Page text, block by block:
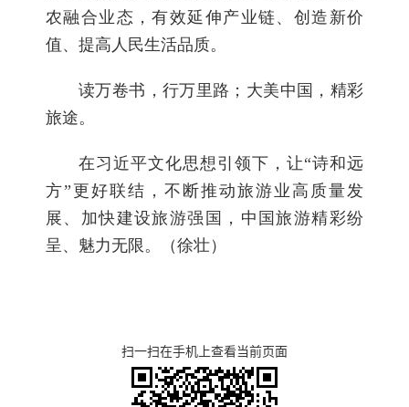
农融合业态，有效延伸产业链、创造新价
值、提高人民生活品质。
读万卷书，行万里路；大美中国，精彩
旅途。
在习近平文化思想引领下，让“诗和远
方”更好联结，不断推动旅游业高质量发
展、加快建设旅游强国，中国旅游精彩纷
呈、魅力无限。（徐壮）
扫一扫在手机上查看当前页面